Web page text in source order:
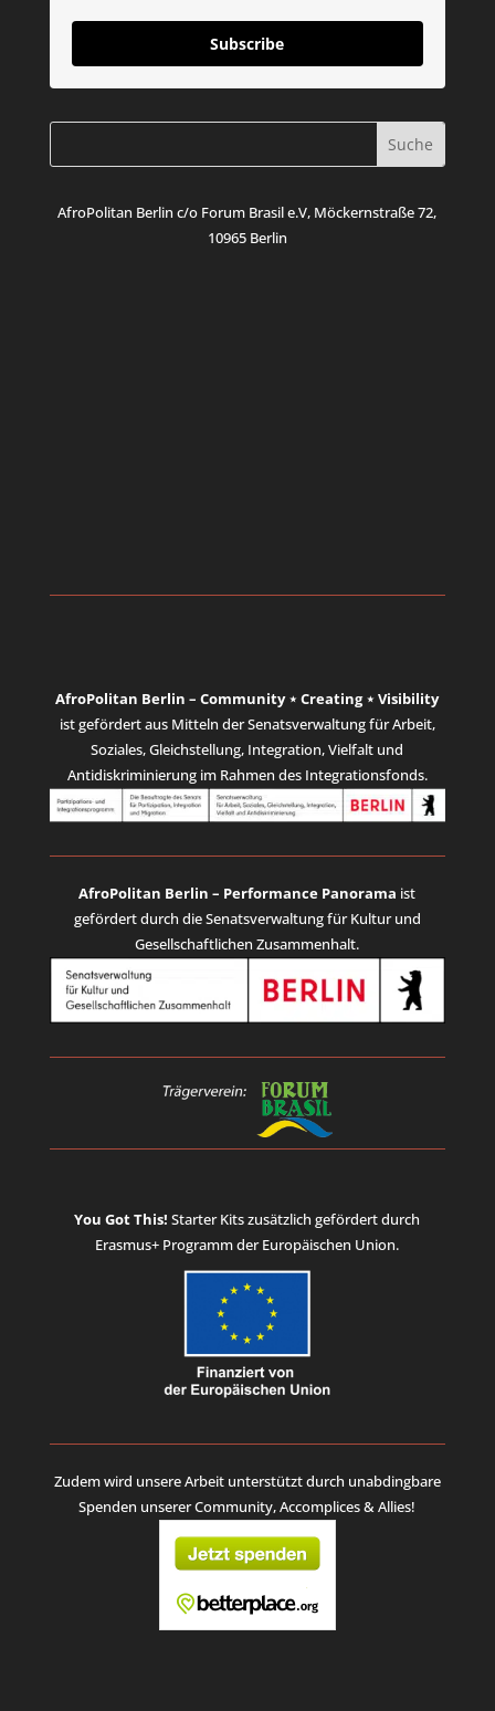
Subscribe
AfroPolitan Berlin c/o Forum Brasil e.V, Möckernstraße 72,
10965 Berlin
AfroPolitan Berlin – Community ⋆ Creating ⋆ Visibility
ist gefördert aus Mitteln der Senatsverwaltung für Arbeit,
Soziales, Gleichstellung, Integration, Vielfalt und
Antidiskriminierung im Rahmen des Integrationsfonds.
AfroPolitan Berlin – Performance Panorama ist
gefördert durch die Senatsverwaltung für Kultur und
Gesellschaftlichen Zusammenhalt.
You Got This! Starter Kitszusätzlich gefördert durch
Erasmus+ Programm der Europäischen Union.
Zudem wird unsere Arbeit unterstützt durch unabdingbare
Spenden unserer Community, Accomplices & Allies!